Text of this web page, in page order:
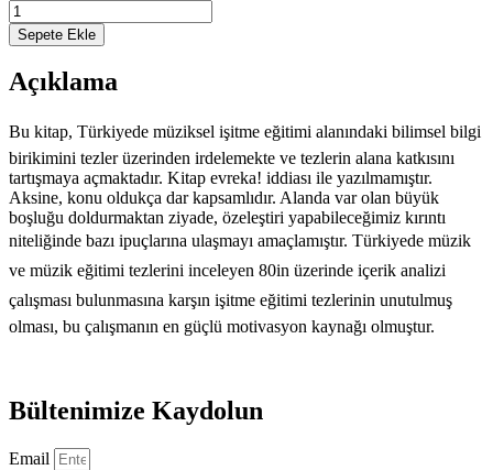
Türkiyede
Müziksel
Eğitimi
Araştırmaları
Sepete Ekle
Açıklama
Bu kitap, Türkiyede müziksel işitme eğitimi alanındaki bilimsel bilgi
birikimini tezler üzerinden irdelemekte ve tezlerin alana katkısını
tartışmaya açmaktadır. Kitap evreka! iddiası ile yazılmamıştır.
Aksine, konu oldukça dar kapsamlıdır. Alanda var olan büyük
boşluğu doldurmaktan ziyade, özeleştiri yapabileceğimiz kırıntı
niteliğinde bazı ipuçlarına ulaşmayı amaçlamıştır. Türkiyede müzik
ve müzik eğitimi tezlerini inceleyen 80in üzerinde içerik analizi
çalışması bulunmasına karşın işitme eğitimi tezlerinin unutulmuş
olması, bu çalışmanın en güçlü motivasyon kaynağı olmuştur.
Bültenimize Kaydolun
Email